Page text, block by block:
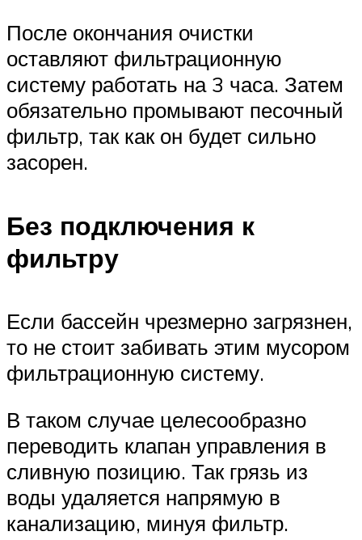
После окончания очистки
оставляют фильтрационную
систему работать на 3 часа. Затем
обязательно промывают песочный
фильтр, так как он будет сильно
засорен.
Без подключения к
фильтру
Если бассейн чрезмерно загрязнен,
то не стоит забивать этим мусором
фильтрационную систему.
В таком случае целесообразно
переводить клапан управления в
сливную позицию. Так грязь из
воды удаляется напрямую в
канализацию, минуя фильтр.